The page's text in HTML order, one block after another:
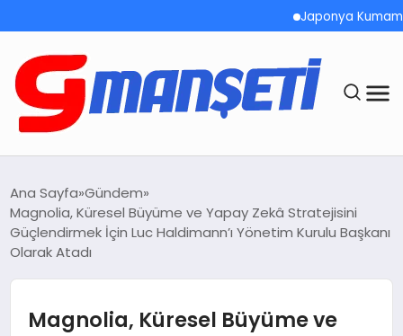
Japonya
DEMOLAR
TEKNOLOJI
Ana Sayfa Gündem
Magnolia, Küresel Büyüme ve Yapay Zekâ Stratejisini
Güçlendirmek İçin Luc Haldimann’ı Yönetim Kurulu Başkanı
Olarak Atadı
Magnolia, Küresel Büyüme ve